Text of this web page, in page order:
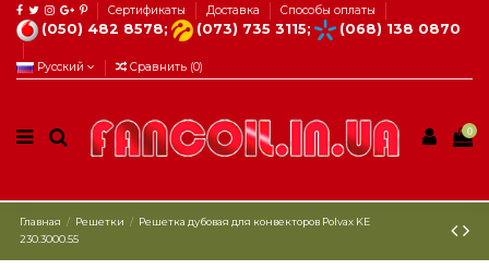
Сертификаты Доставка Способы оплаты
(050) 482 8578; (073) 735 3115; (068) 138 0870
Русский Сравнить (0)
0
Главная Решетки
Решетка дубовая для конвекторов Рolvax KE
230.3000.55